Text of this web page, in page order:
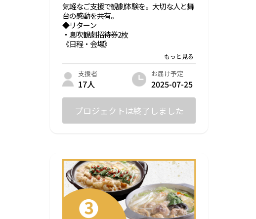
気軽なご支援で観劇体験を。大切な人と舞
台の感動を共有。
◆リターン
・息吹観劇招待券2枚
《日程・会場》
2025年8月16日（土）・17日（日）
飯塚市文化会館イイヅカコスモスコモン
昼の部：開場12:30 / 開演 13:00
夜の部：開場17:00 / 開演 17:30
※交通費はご負担いただきますよう、ご了
承願います。
支援者
17人
お届け予定
2025-07-25
プロジェクトは終了しました